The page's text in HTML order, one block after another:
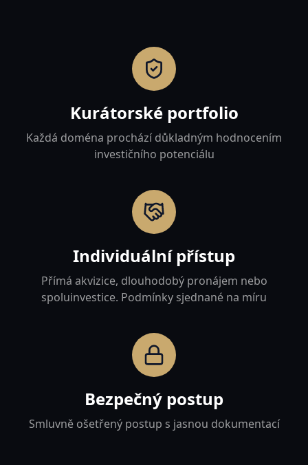
Kurátorské portfolio
Každá doména prochází důkladným hodnocením
investičního potenciálu
Individuální přístup
Přímá akvizice, dlouhodobý pronájem nebo
spoluinvestice. Podmínky sjednané na míru
Bezpečný postup
Smluvně ošetřený postup s jasnou dokumentací